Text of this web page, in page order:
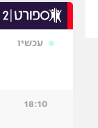
עכשיו
18:10